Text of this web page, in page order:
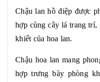
Chậu lan hồ điệp được
hợp cùng cây lá trang trí,
khiết của hoa lan.
Chậu hoa lan mang
hợp trưng bày phòng